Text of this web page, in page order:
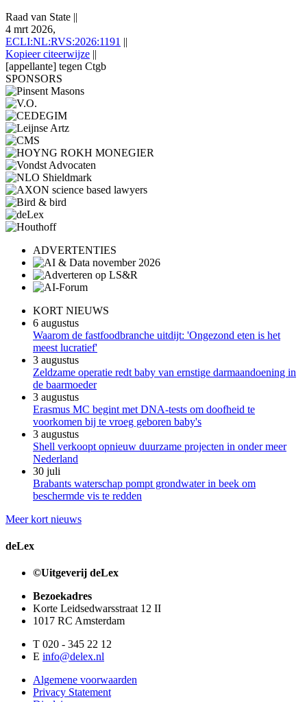
Raad van State ||
4 mrt 2026,
ECLI:NL:RVS:2026:1191 ||
Kopieer citeerwijze ||
[appellante] tegen Ctgb
SPONSORS
ADVERTENTIES
KORT NIEUWS
6 augustus
Waarom de fastfoodbranche uitdijt: 'Ongezond eten is het
meest lucratief'
3 augustus
Zeldzame operatie redt baby van ernstige darmaandoening in
de baarmoeder
3 augustus
Erasmus MC begint met DNA-tests om doofheid te
voorkomen bij te vroeg geboren baby's
3 augustus
Shell verkoopt opnieuw duurzame projecten in onder meer
Nederland
30 juli
Brabants waterschap pompt grondwater in beek om
beschermde vis te redden
Meer kort nieuws
deLex
©Uitgeverij deLex
Bezoekadres
Korte Leidsedwarsstraat 12 II
1017 RC Amsterdam
T 020 - 345 22 12
E info@delex.nl
Algemene voorwaarden
Privacy Statement